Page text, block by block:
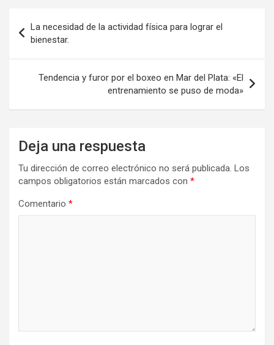
o
k
o
n
tir
de
entradas
La necesidad de la actividad física para lograr el
bienestar.
Tendencia y furor por el boxeo en Mar del Plata: «El
entrenamiento se puso de moda»
Deja una respuesta
Tu dirección de correo electrónico no será publicada. Los
campos obligatorios están marcados con *
Comentario *